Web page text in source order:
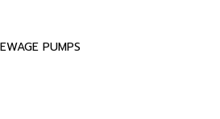
PUMPS